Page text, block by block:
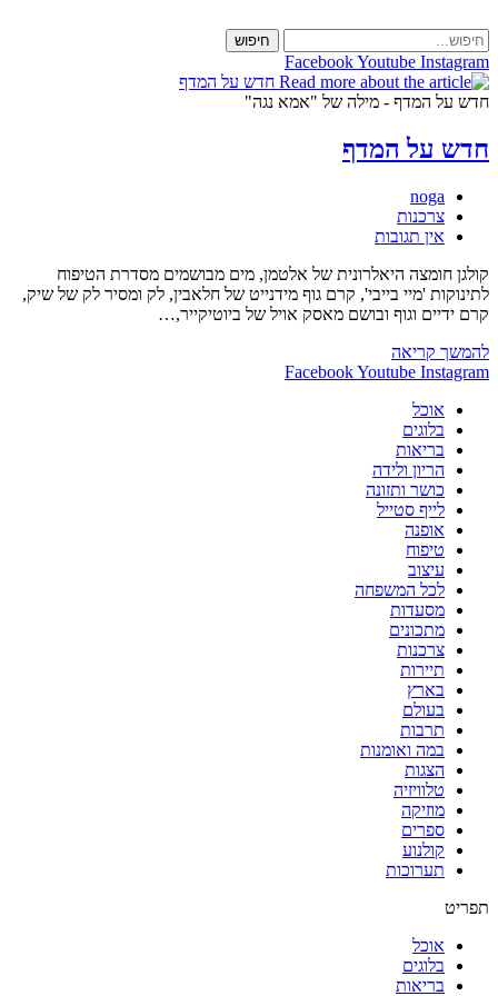
to
content
חיפוש
FacebookYoutube Instagram
חדש על המדף - מילה של "אמא נגה"
חדש על המדף
מחבר:
noga
קטגוריה:
צרכנות
תגובות:
אין תגובות
קולגן חומצה היאלרונית של אלטמן, מים מבושמים מסדרת הטיפוח
לתינוקות 'מיי בייבי', קרם גוף מידנייט של חלאבין, לק ומסיר לק של שיק,
קרם ידיים וגוף ובושם מאסק אויל של ביוטיקייר,…
להמשך קריאהחדש
על
FacebookYoutube Instagram
אוכל
בלוגים
בריאות
הריון ולידה
כושר ותזונה
לייף סטייל
אופנה
טיפוח
עיצוב
לכל המשפחה
מסעדות
מתכונים
צרכנות
תיירות
בארץ
בעולם
תרבות
במה ואומנות
הצגות
טלוויזיה
מוזיקה
ספרים
קולנוע
תערוכות
תפריט
אוכל
בלוגים
בריאות